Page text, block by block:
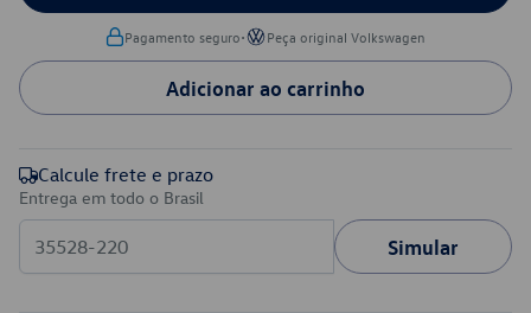
Pagamento seguro• Peça original Volkswagen
Adicionar ao carrinho
Calcule frete e prazo
Entrega em todo o Brasil
Simular